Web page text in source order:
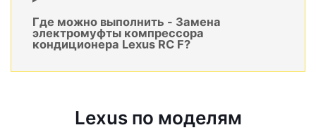
Где можно выполнить - Замена
электромуфты компрессора
кондиционера Lexus RC F?
Lexus по моделям